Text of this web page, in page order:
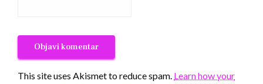
This site uses Akismet to reduce spam. Learn how your